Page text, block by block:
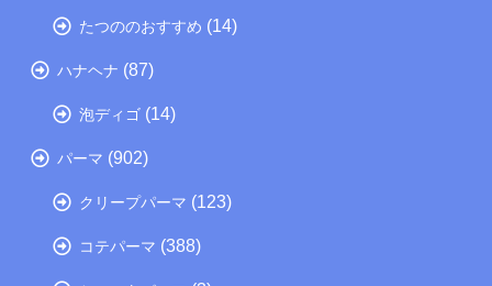
たつののおすすめ (14)
ハナヘナ (87)
泡ディゴ (14)
パーマ (902)
クリープパーマ (123)
コテパーマ (388)